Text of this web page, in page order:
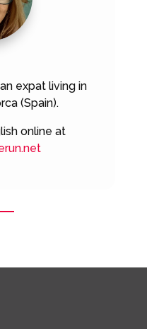
expat living in
(Spain).
online at